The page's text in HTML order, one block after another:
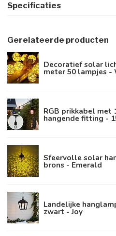
Specificaties
Gerelateerde producten
Decoratief solar
meter 50 lampjes -
RGB prikkabel met
hangende fitting -
Sfeervolle solar
brons - Emerald
Landelijke
zwart - Joy